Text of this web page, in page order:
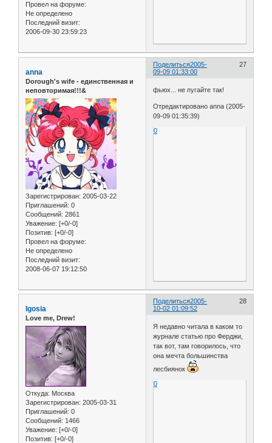
Провел на форуме:
Не определено
Последний визит:
2006-09-30 23:59:23
Поделиться 27
2005-
09-09 01:33:00
anna
Dorough's wife - единственная и
неповторимая!!!&
Зарегистрирован: 2005-03-22
Приглашений: 0
Сообщений: 2861
Уважение: [+0/-0]
Позитив: [+0/-0]
Провел на форуме:
Не определено
Последний визит:
2008-06-07 19:12:50
фьюх... не пугайте так!
Отредактировано anna (2005-
09-09 01:35:39)
0
Поделиться 28
2005-
10-02 01:09:52
Igosia
Love me, Drew!
Откуда: Москва
Зарегистрирован: 2005-03-31
Приглашений: 0
Сообщений: 1466
Уважение: [+0/-0]
Позитив: [+0/-0]
Я недавно читала в каком то
журнале статью про Ферджи,
так вот, там говорилось, что
она мечта большинства
лесбиянок
0